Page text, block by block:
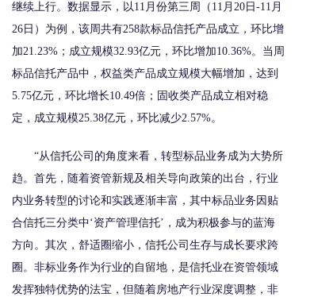
继续上行。数据显示，以11月份第三周（11月20日-11月
26日）为例，该周共有258款标品信托产品成立，环比增
加21.23%；成立规模32.93亿元，环比增加10.36%。当周
标品信托产品中，权益类产品成立规模大幅增加，达到
5.75亿元，环比增长10.49倍；固收类产品成立相对稳
定，成立规模25.38亿元，环比减少2.57%。
“从信托公司的角度来看，转型标品业务成为大势所
趋。首先，随着资管新规及相关导向政策的出台，行业
内业务转型的讨论和实践逐渐丰富，其中标品业务因贴
合信托三分类中‘资产管理信托’，成为积极参与的蓝海
方向。其次，舒适圈缩小，信托公司生存与成长要求跨
圈。非标业务作为行业的自留地，是信托业在资管领域
发挥独特优势的法宝，但随着房地产行业深度调整，非